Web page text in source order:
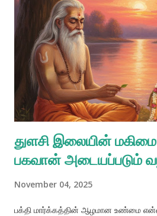
பின்வருமாறு குறிப்பிடுகிறது: ந்ரு-
ப்லவம் ஸுகல்பம் குரு-கர்ண-தாரம்
அறியாமை எனும் கடலில்
படகைப் போன்றுள்ள இந்த மனித
இக்கடலைக் கடப்பதற்குச் சிறந்த
தலைவனைப்போல் செயற்படும் ஓர் ஆன்மீக
வழிநடத்தப்படு...
துளசி இலையின்
பகவான் அடையப்படும்
November 04, 2025
பக்தி மார்க்கத்தின் ஆழமான உண்மை